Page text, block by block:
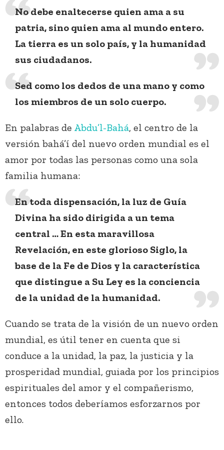
No debe enaltecerse quien ama a su
patria, sino quien ama al mundo entero.
La tierra es un solo país, y la humanidad
sus ciudadanos.
Sed como los dedos de una mano y como
los miembros de un solo cuerpo.
En palabras de Abdu’l-Bahá, el centro de la
versión bahá’í del nuevo orden mundial es el
amor por todas las personas como una sola
familia humana:
En toda dispensación, la luz de Guía
Divina ha sido dirigida a un tema
central … En esta maravillosa
Revelación, en este glorioso Siglo, la
base de la Fe de Dios y la característica
que distingue a Su Ley es la conciencia
de la unidad de la humanidad.
Cuando se trata de la visión de un nuevo orden
mundial, es útil tener en cuenta que si
conduce a la unidad, la paz, la justicia y la
prosperidad mundial, guiada por los principios
espirituales del amor y el compañerismo,
entonces todos deberíamos esforzarnos por
ello.